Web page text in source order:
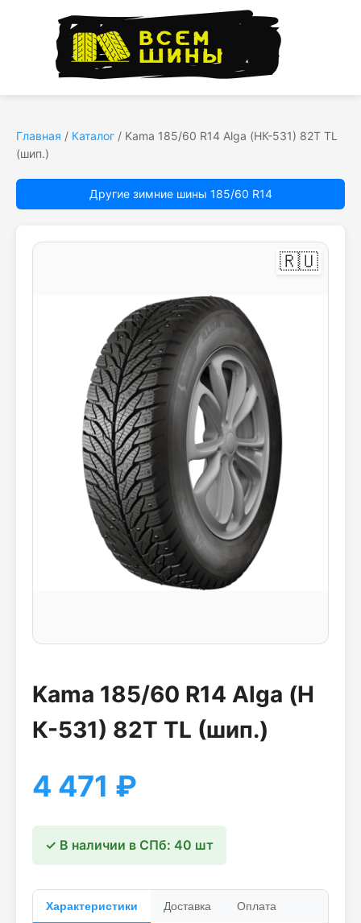
Главная / Каталог / Kama 185/60 R14 Alga (НК-531) 82T TL
(шип.)
Другие зимние шины 185/60 R14
🇷🇺
Kama 185/60 R14 Alga (Н
К-531) 82T TL (шип.)
4 471 ₽
✓ В наличии в СПб: 40 шт
Характеристики Доставка Оплата